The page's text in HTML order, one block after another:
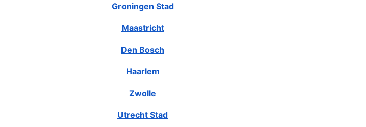
Groningen Stad
Maastricht
Den Bosch
Haarlem
Zwolle
Utrecht Stad